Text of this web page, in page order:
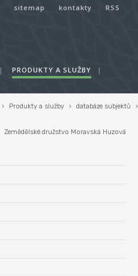
sitemap kontakty RSS
| PRODUKTY A SLUŽBY
|
› Produkty a služby › databáze subjektů ›
Zemědělské družstvo Moravská Huzová